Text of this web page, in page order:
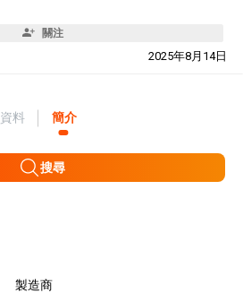
關注
2025年8月14日
資料 簡介
搜尋
製造商